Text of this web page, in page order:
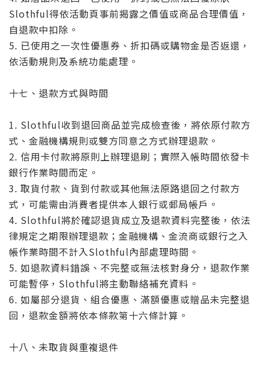
Slothful得依活動頁事前揭露之價值或商品合理價值，
自退款中扣除。
5. 已使用之一次性優惠券、折扣碼或購物金是否返還，
依活動規則及系統功能處理。
十七、退款方式與時間
1. Slothful收到退回商品並完成檢查後，將依原付款方
式、金融機構規則或雙方同意之方式辦理退款。
2. 信用卡付款將原則上辦理退刷；實際入帳時間依發卡
銀行作業時間而定。
3. 取貨付款、貨到付款或其他無法原路退回之付款方
式，可能需由消費者提供本人銀行或郵局帳戶。
4. Slothful將於確認退貨成立及退款資料完整後，依法
律規定之期限辦理退款；金融機構、金流商或銀行之入
帳作業時間不計入Slothful內部處理時間。
5. 如退款資料錯誤、不完整或無法核對身分，退款作業
可能暫停，Slothful將主動聯絡補充資料。
6. 如屬部分退貨、組合優惠、滿額優惠或贈品未完整退
回，退款金額將依本條款第十六條計算。
十八、未取貨與重複退件